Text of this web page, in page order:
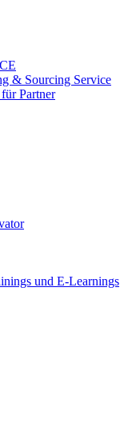
& Sourcing Service
Partner
und E-Learnings